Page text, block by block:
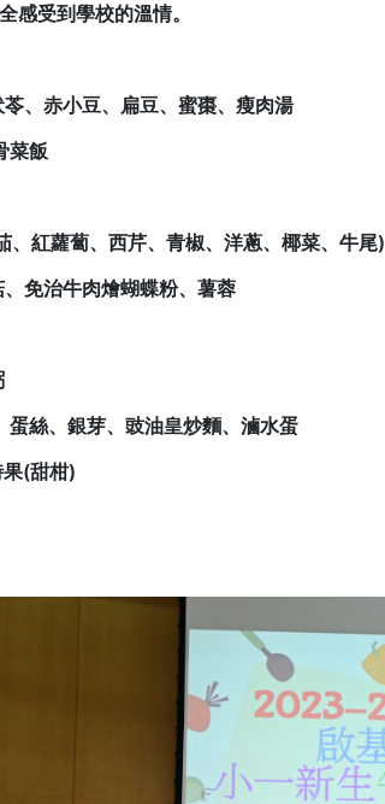
感受到學校的溫情。
、赤小豆、扁豆、蜜棗、瘦肉湯
菜飯
、紅蘿蔔、西芹、青椒、洋蔥、椰菜、牛尾)
免治牛肉燴蝴蝶粉、薯蓉
蛋絲、銀芽、豉油皇炒麵、滷水蛋
(甜柑)